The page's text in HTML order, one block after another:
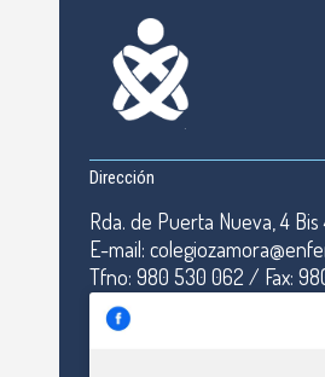
Dirección
Rda. de Puerta Nueva, 4 Bis
E-mail:
Tfno: 980 530 062 / Fax: